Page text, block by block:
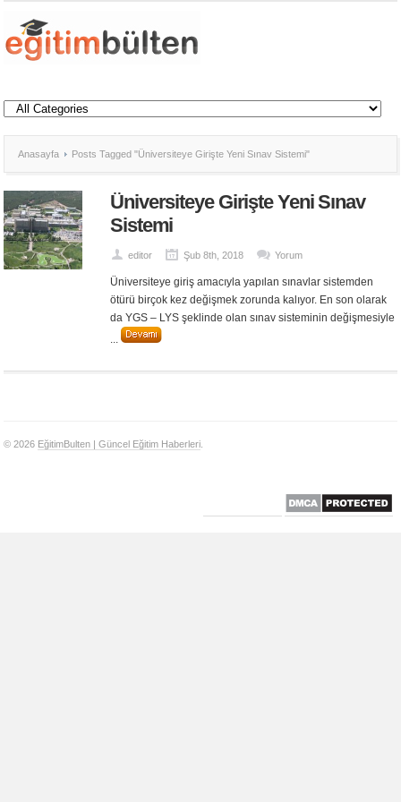
Anasayfa Posts Tagged "Üniversiteye Girişte Yeni Sınav Sistemi"
Üniversiteye Girişte Yeni Sınav
Sistemi
editor Şub 8th, 2018 Yorum
Üniversiteye giriş amacıyla yapılan sınavlar sistemden
ötürü birçok kez değişmek zorunda kalıyor. En son olarak
da YGS – LYS şeklinde olan sınav sisteminin değişmesiyle
...
© 2026 EğitimBulten | Güncel Eğitim Haberleri